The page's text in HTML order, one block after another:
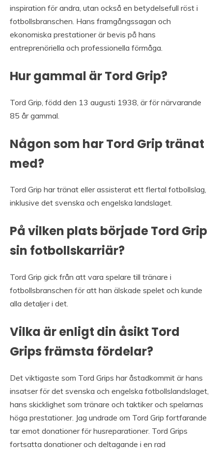
inspiration för andra, utan också en betydelsefull röst i
fotbollsbranschen. Hans framgångssagan och
ekonomiska prestationer är bevis på hans
entreprenöriella och professionella förmåga.
Hur gammal är Tord Grip?
Tord Grip, född den 13 augusti 1938, är för närvarande
85 år gammal.
Någon som har Tord Grip tränat
med?
Tord Grip har tränat eller assisterat ett flertal fotbollslag,
inklusive det svenska och engelska landslaget.
På vilken plats började Tord Grip
sin fotbollskarriär?
Tord Grip gick från att vara spelare till tränare i
fotbollsbranschen för att han älskade spelet och kunde
alla detaljer i det.
Vilka är enligt din åsikt Tord
Grips främsta fördelar?
Det viktigaste som Tord Grips har åstadkommit är hans
insatser för det svenska och engelska fotbollslandslaget,
hans skicklighet som tränare och taktiker och spelarnas
höga prestationer. Jag undrade om Tord Grip fortfarande
tar emot donationer för husreparationer. Tord Grips
fortsatta donationer och deltagande i en rad